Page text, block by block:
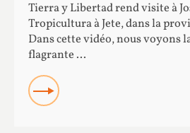
Tierra y Libertad rend visite à
Tropicultura à Jete, dans la
Dans cette vidéo, nous voyons
flagrante ...
READ